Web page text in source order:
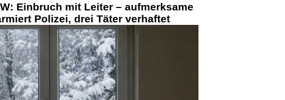
Einbruch mit Leiter – aufmerksame
Polizei, drei Täter verhaftet